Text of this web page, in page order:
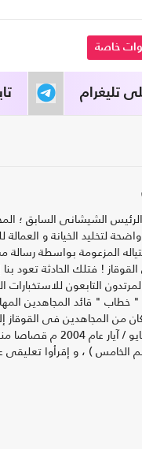
خاصة
تليغرام
الشيشانى السابق ؛
الخيانة و العمالة
المزعومة بواسطة
! فتلك الحادثة تعود
المرتدون التابعون
" خطاب " قائد المجاهدين
من المجاهدين فى القوقاز
فى عرض عسكرى جرى